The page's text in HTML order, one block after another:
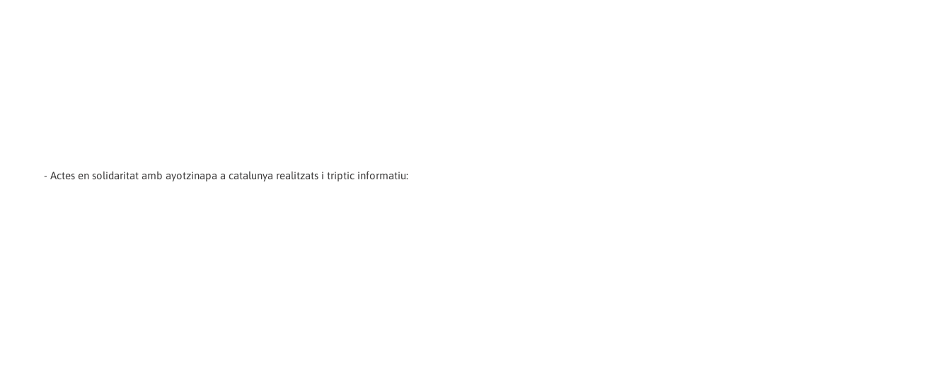
- Actes en solidaritat amb ayotzinapa a catalunya realitzats i triptic informatiu: